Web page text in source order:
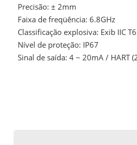
Precisão: ± 2mm
Faixa de freqüência: 6.8GHz
Classificação explosiva: Exib IIC
Nível de proteção: IP67
Sinal de saída: 4 ~ 20mA / HART